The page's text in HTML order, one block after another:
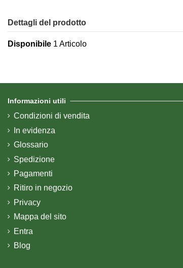
Dettagli del prodotto
Disponibile 1 Articolo
Informazioni utili
Condizioni di vendita
In evidenza
Glossario
Spedizione
Pagamenti
Ritiro in negozio
Privacy
Mappa del sito
Entra
Blog